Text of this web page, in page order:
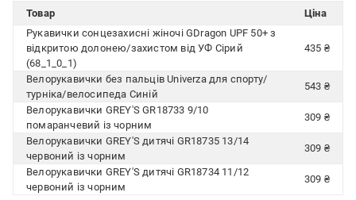
Товар
Ціна
Рукавички сонцезахисні жіночі GDragon UPF 50+ з
відкритою долонею/захистом від УФ Сірий
(68_1_0_1)
435 ₴
Велорукавички без пальців Univerza для спорту/
турніка/велосипеда Синій
543 ₴
Велорукавички GREY'S GR18733 9/10
помаранчевий із чорним
309 ₴
Велорукавички GREY'S дитячі GR18735 13/14
червоний із чорним
309 ₴
Велорукавички GREY'S дитячі GR18734 11/12
червоний із чорним
309 ₴